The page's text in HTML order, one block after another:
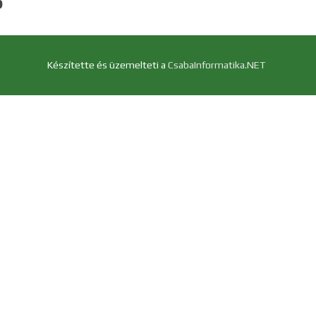
Készítette és üzemelteti a CsabaInformatika.NET